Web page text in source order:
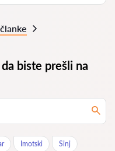
biste prešli na
Imotski Sinj